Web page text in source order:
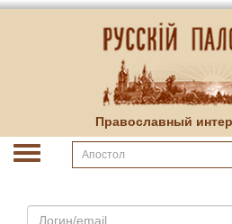
Православный
Email